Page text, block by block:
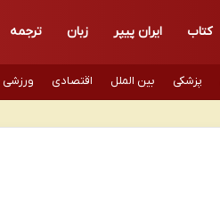
کتاب ایران پیپر زبان ترجمه
پزشکی بین الملل اقتصادی ورزشی